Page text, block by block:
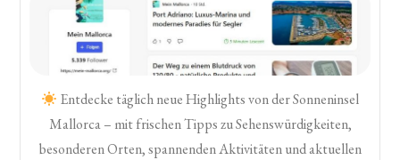
Entdecke täglich neue Highlights von der Sonneninsel
Mallorca – mit frischen Tipps zu Sehenswürdigkeiten,
besonderen Orten, spannenden Aktivitäten und aktuellen